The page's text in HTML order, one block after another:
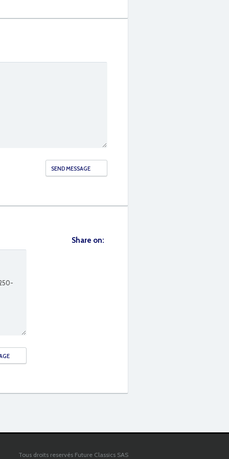
Share on:
Tous droits reservés Future Classics SAS